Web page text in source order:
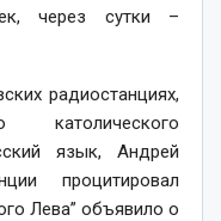
через сутки –
радиостанциях,
католического
язык, Андрей
процитировал
Лева” объявило о